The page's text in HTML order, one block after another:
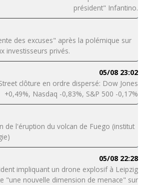
président" Infantino.
des excuses" après la polémique sur
investisseurs privés.
05/08 23:02
clôture en ordre dispersé: Dow Jones
+0,49%, Nasdaq -0,83%, S&P 500 -0,17%
de l'éruption du volcan de Fuego (institut
05/08 22:28
impliquant un drone explosif à Leipzig
"une nouvelle dimension de menace" sur